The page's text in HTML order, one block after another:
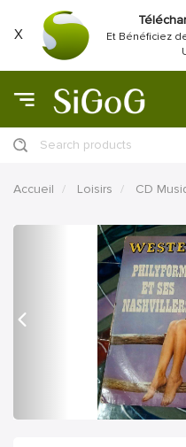
X
Et Bénéficiez
Search products
Accueil Loisirs CD
précédent